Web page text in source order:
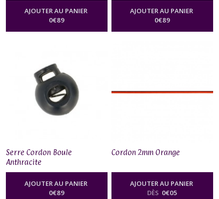
AJOUTER AU PANIER
0€89
AJOUTER AU PANIER
0€89
Serre Cordon Boule
Anthracite
AJOUTER AU PANIER
0€89
Cordon 2mm Orange
AJOUTER AU PANIER
DÈS 0€05